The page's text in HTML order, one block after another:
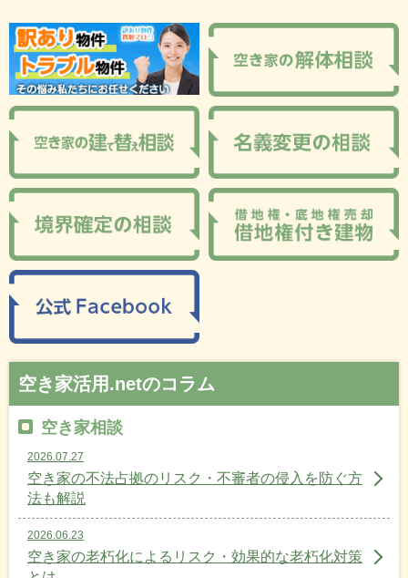
空き家活用.netのコラム
空き家相談
2026.07.27
空き家の不法占拠のリスク・不審者の侵入を防ぐ方
法も解説
2026.06.23
空き家の老朽化によるリスク・効果的な老朽化対策